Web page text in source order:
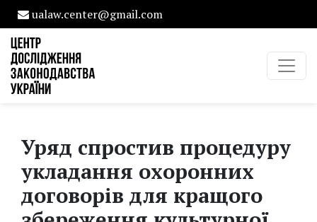
ualaw.center@gmail.com
Уряд спростив процедуру
укладання охоронних
договорів для кращого